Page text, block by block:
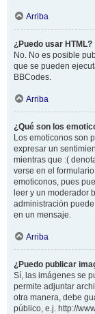
Arriba
¿Puedo usar HTML?
No. No es posible
que se pueden
BBCodes.
Arriba
¿Qué son los
Los emoticonos son
expresar un
mientras que :(
verse en el
emoticonos, pues
leer y un moderador
administración
en un mensaje.
Arriba
¿Puedo publicar
Sí, las imágenes se
permite adjuntar
otra manera, debe
público, e.j. http://